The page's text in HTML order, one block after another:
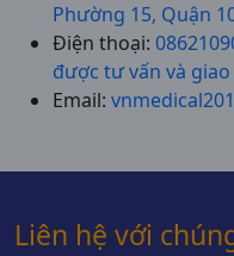
Phường 15, Quận
Điện thoại:
được tư vấn và
Email:
Liên hệ với